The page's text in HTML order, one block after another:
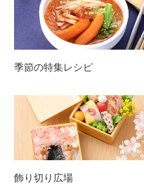
季節の特集レシピ
飾り切り広場